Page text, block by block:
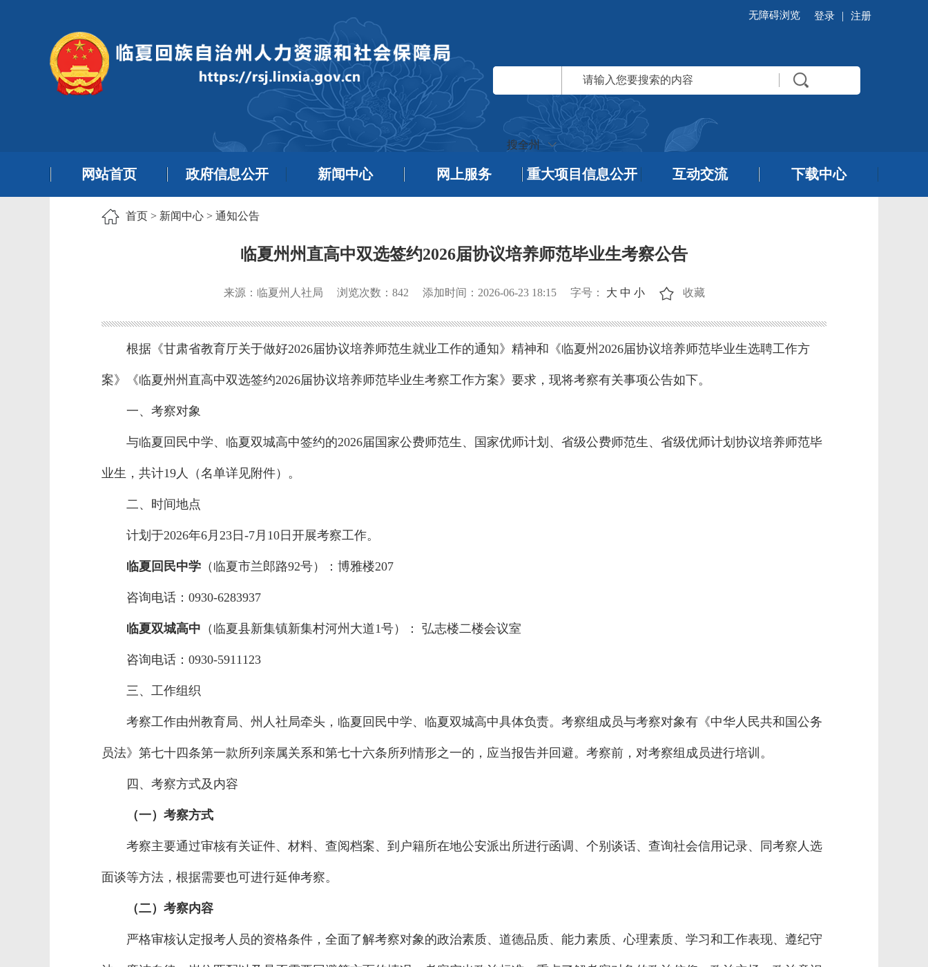
无障碍浏览 登录 | 注册
搜全州
网站首页 政府信息公开 新闻中心 网上服务 重大项目信息公开 互动交流 下载中心
首页 > 新闻中心 > 通知公告
临夏州州直高中双选签约2026届协议培养师范毕业生考察公告
来源：临夏州人社局 浏览次数： 842 添加时间：2026-06-23 18:15 字号： 大 中 小 收藏
根据《甘肃省教育厅关于做好2026届协议培养师范生就业工作的通知》精神和《临夏州2026届协议培养师范毕业生选聘工作方
案》《临夏州州直高中双选签约2026届协议培养师范毕业生考察工作方案》要求，现将考察有关事项公告如下。
一、考察对象
与临夏回民中学、临夏双城高中签约的2026届国家公费师范生、国家优师计划、省级公费师范生、省级优师计划协议培养师范毕
业生，共计19人（名单详见附件）。
二、时间地点
计划于2026年6月23日-7月10日开展考察工作。
临夏回民中学 （临夏市兰郎路92号）：博雅楼207
咨询电话：0930-6283937
临夏双城高中 （临夏县新集镇新集村河州大道1号）： 弘志楼二楼会议室
咨询电话：0930-5911123
三、工作组织
考察工作由州教育局、州人社局牵头，临夏回民中学、临夏双城高中具体负责。考察组成员与考察对象有《中华人民共和国公务
员法》第七十四条第一款所列亲属关系和第七十六条所列情形之一的，应当报告并回避。考察前，对考察组成员进行培训。
四、考察方式及内容
（一） 考察方式
考察主要通过审核有关证件、材料、查阅档案、到户籍所在地公安派出所进行函调、个别谈话、查询社会信用记录、同考察人选
面谈等方法，根据需要也可进行延伸考察。
（二）考察内容
严格审核认定报考人员的资格条件，全面了解考察对象的政治素质、道德品质、能力素质、心理素质、学习和工作表现、遵纪守